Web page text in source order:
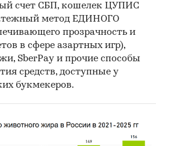
счет СБП, кошелек ЦУПИС
метод ЕДИНОГО
прозрачность и
в сфере азартных игр),
SberPay и прочие способы
средств, доступные у
букмекеров.